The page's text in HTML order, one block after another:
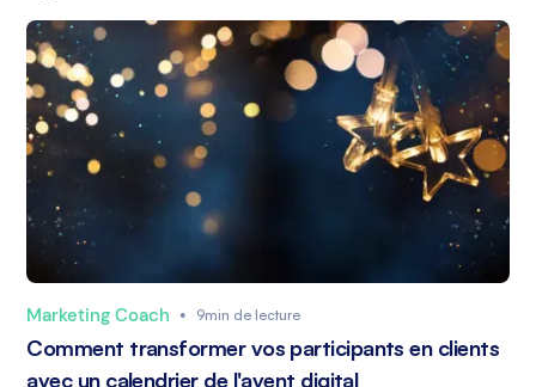
Marketing Coach • 9min de lecture
Comment transformer vos participants en clients
avec un calendrier de l'avent digital